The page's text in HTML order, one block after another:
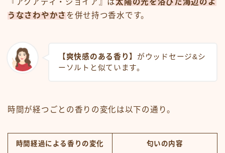
『アクアディ・ジョイア』は太陽の光を浴びた海辺のよ
うなさわやかさ を併せ持つ香水です。
【爽快感のある香り】 がウッドセージ&シ
ーソルトと似ています。
時間が経つごとの香りの変化は以下の通り。
時間経過による香りの変化 匂いの内容